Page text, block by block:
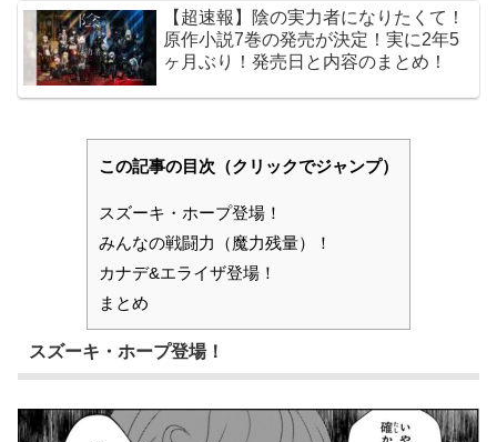
【超速報】陰の実力者になりたくて！
原作小説7巻の発売が決定！実に2年5
ヶ月ぶり！発売日と内容のまとめ！
この記事の目次（クリックでジャンプ）
スズーキ・ホープ登場！
みんなの戦闘力（魔力残量）！
カナデ&エライザ登場！
まとめ
スズーキ・ホープ登場！